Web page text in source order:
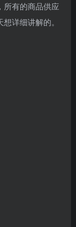
所有的商品供应
详细讲解的。